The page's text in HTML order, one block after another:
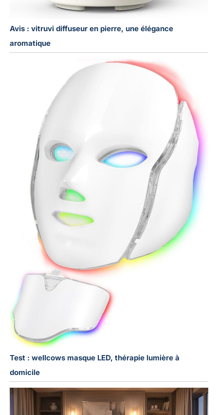
Avis : vitruvi diffuseur en pierre, une élégance
aromatique
Test : wellcows masque LED, thérapie lumière à
domicile